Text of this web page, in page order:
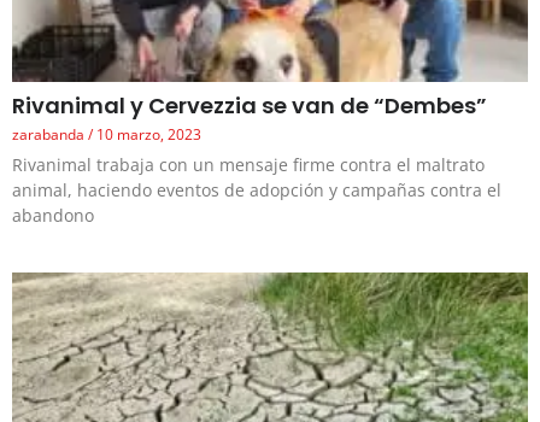
Rivanimal y Cervezzia se van de “Dembes”
zarabanda 10 marzo, 2023
Rivanimal trabaja con un mensaje firme contra el maltrato
animal, haciendo eventos de adopción y campañas contra el
abandono